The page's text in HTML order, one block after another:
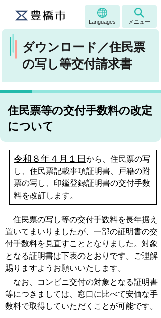
Languages メニュー
ダウンロード／住民票
の写し等交付請求書
住民票等の交付手数料の改定
について
令和８年４月１日 から、住民票の写
し、住民票記載事項証明書、戸籍の附
票の写し、印鑑登録証明書の交付手数
料を改訂します。
住民票の写し等の交付手数料を長年据え
置いてまいりましたが、一部の証明書の交
付手数料を見直すこととなりました。対象
となる証明書は下表のとおりです。ご理解
賜りますようお願いいたします。
なお、コンビニ交付の対象となる証明書
等につきましては、窓口に比べて安価な手
数料で取得していただくことが可能です。